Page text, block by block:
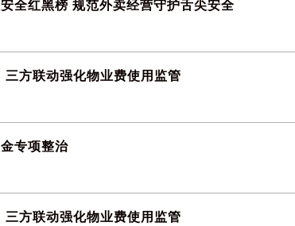
全红黑榜 规范外卖经营守护舌尖安全
方联动强化物业费使用监管
专项整治
方联动强化物业费使用监管